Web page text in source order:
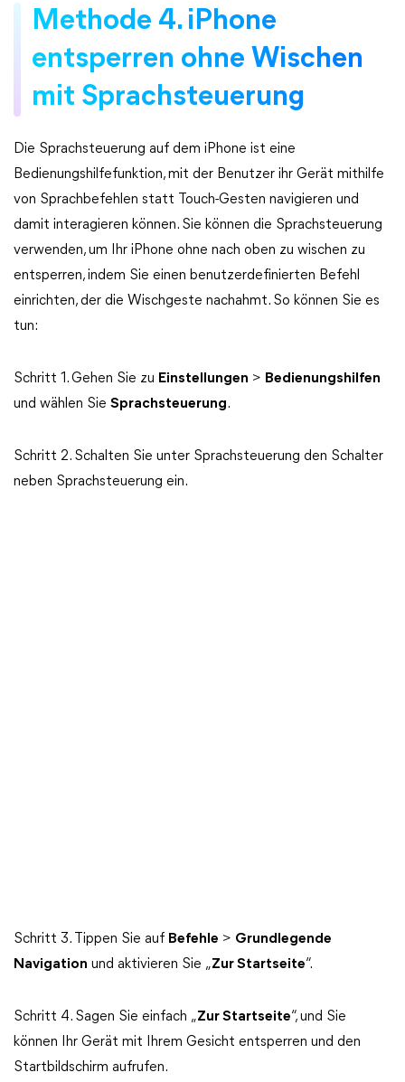
Methode 4. iPhone
entsperren ohne Wischen
mit Sprachsteuerung
Die Sprachsteuerung auf dem iPhone ist eine
Bedienungshilfefunktion, mit der Benutzer ihr Gerät mithilfe
von Sprachbefehlen statt Touch-Gesten navigieren und
damit interagieren können. Sie können die Sprachsteuerung
verwenden, um Ihr iPhone ohne nach oben zu wischen zu
entsperren, indem Sie einen benutzerdefinierten Befehl
einrichten, der die Wischgeste nachahmt. So können Sie es
tun:
Schritt 1. Gehen Sie zu Einstellungen > Bedienungshilfen
und wählen Sie Sprachsteuerung.
Schritt 2. Schalten Sie unter Sprachsteuerung den Schalter
neben Sprachsteuerung ein.
Schritt 3. Tippen Sie auf Befehle > Grundlegende
Navigation und aktivieren Sie „Zur Startseite“.
Schritt 4. Sagen Sie einfach „Zur Startseite“, und Sie
können Ihr Gerät mit Ihrem Gesicht entsperren und den
Startbildschirm aufrufen.